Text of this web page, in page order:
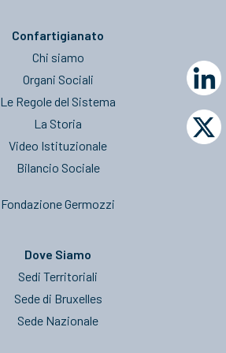
Confartigianato
Chi siamo
Organi Sociali
Le Regole del Sistema
La Storia
Video Istituzionale
Bilancio Sociale
Fondazione Germozzi
Dove Siamo
Sedi Territoriali
Sede di Bruxelles
Sede Nazionale